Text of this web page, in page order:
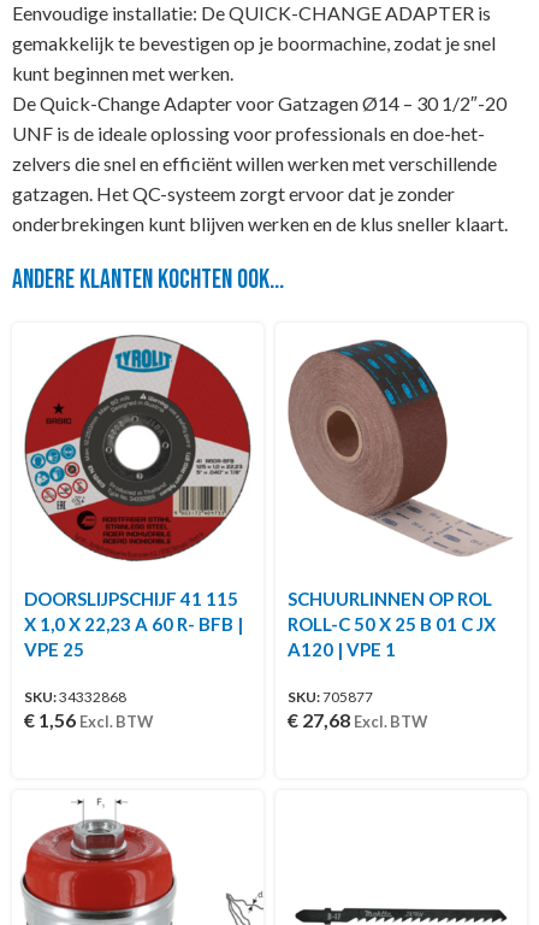
Eenvoudige installatie: De QUICK-CHANGE ADAPTER is
gemakkelijk te bevestigen op je boormachine, zodat je snel
kunt beginnen met werken.
De Quick-Change Adapter voor Gatzagen Ø14 – 30 1/2″-20
UNF is de ideale oplossing voor professionals en doe-het-
zelvers die snel en efficiënt willen werken met verschillende
gatzagen. Het QC-systeem zorgt ervoor dat je zonder
onderbrekingen kunt blijven werken en de klus sneller klaart.
Andere klanten kochten ook...
DOORSLIJPSCHIJF 41 115
X 1,0 X 22,23 A 60 R- BFB |
VPE 25
SKU:34332868
€ 1,56 Excl. BTW
SCHUURLINNEN OP ROL
ROLL-C 50 X 25 B 01 C JX
A120 | VPE 1
SKU:705877
€ 27,68 Excl. BTW